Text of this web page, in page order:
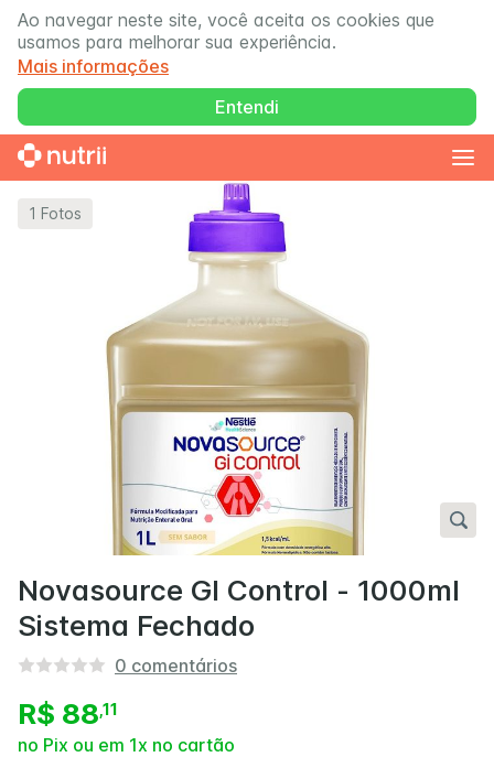
Ao navegar neste site, você aceita os cookies que
usamos para melhorar sua experiência.
Mais informações
Entendi
1 Fotos
Novasource GI Control - 1000ml
Sistema Fechado
0 comentários
R$ 88 11
no Pix ou em 1x no cartão